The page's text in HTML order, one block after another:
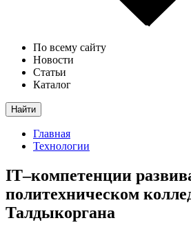
По всему сайту
Новости
Статьи
Каталог
Найти
Главная
Технологии
ІТ–компетенции
политехническом
Талдыкоргана